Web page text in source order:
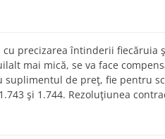
precizarea întinderii fiecăruia
mai mică, se va face
de preţ, fie pentru
şi 1.744. Rezoluţiunea